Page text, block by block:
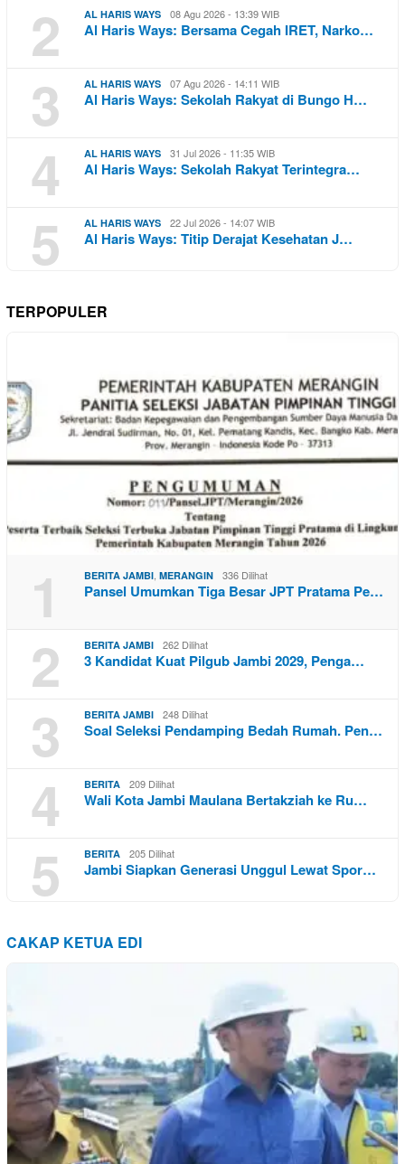
2
AL HARIS WAYS 08 Agu 2026 - 13:39 WIB
Al Haris Ways: Bersama Cegah IRET, Narko…
3 AL HARIS WAYS 07 Agu 2026 - 14:11 WIB
Al Haris Ways: Sekolah Rakyat di Bungo H…
4 AL HARIS WAYS 31 Jul 2026 - 11:35 WIB
Al Haris Ways: Sekolah Rakyat Terintegra…
5 AL HARIS WAYS 22 Jul 2026 - 14:07 WIB
Al Haris Ways: Titip Derajat Kesehatan J…
TERPOPULER
1 BERITA JAMBI MERANGIN 336 Dilihat
Pansel Umumkan Tiga Besar JPT Pratama Pe…
2 BERITA JAMBI 262 Dilihat
3 Kandidat Kuat Pilgub Jambi 2029, Penga…
3 BERITA JAMBI 248 Dilihat
Soal Seleksi Pendamping Bedah Rumah. Pen…
4 BERITA 209 Dilihat
Wali Kota Jambi Maulana Bertakziah ke Ru…
5 BERITA 205 Dilihat
Jambi Siapkan Generasi Unggul Lewat Spor…
CAKAP KETUA EDI